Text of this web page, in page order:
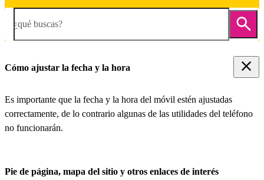
¿qué buscas?
Cómo ajustar la fecha y la hora
Es importante que la fecha y la hora del móvil estén ajustadas
correctamente, de lo contrario algunas de las utilidades del teléfono
no funcionarán.
Pie de página, mapa del sitio y otros enlaces de interés